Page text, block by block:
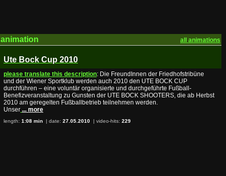
animation all animations
Ute Bock Cup 2010
please translate this description: Die FreundInnen der Friedhofstribüne
und der Wiener Sportklub werden auch 2010 den UTE BOCK CUP
durchführen – eine voluntär organisierte und durchgeführte Fußball-
Benefizveranstaltung zu Gunsten der UTE BOCK SHOOTERS, die ab Herbst
2010 am geregelten Fußballbetrieb teilnehmen werden.
Unser ... more
length: 1:08 min | date: 27.05.2010 | video-hits: 229